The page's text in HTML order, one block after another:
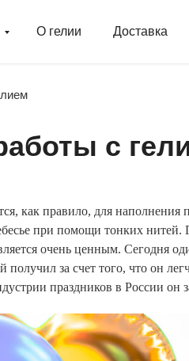
О гелии Доставка
с
как правило, для
при помощи тонких
очень ценным. Сегодня
получил за счет того, что он
праздников в России он